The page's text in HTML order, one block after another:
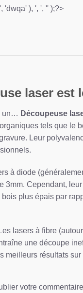
'dwqa' ), ', ', '' );?>
laser
un… Découpeuse
tels que le
Leur
à diode
3mm. Cependant,
plus épais par
Les lasers à fibre
une découpe
meilleurs résultats
votre